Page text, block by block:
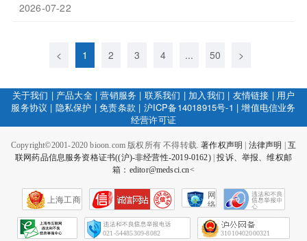
2026-07-22
< 1 2 3 4 ... 50 >
关于我们 | 产品大全|营销服务 | 联系我们 | 加入我们 | 友情链接 | 用户
服务协议 | 隐私保护 |免责条款 | 沪ICP备14018915号-1 |增值电信业务
经营许可证
Copyright©2001-2020 bioon.com 版权所有 不得转载.著作权声明 法律声明
互
联网药品信息服务资格证书((沪)-非经营性-2019-0162)|投诉、举报、维权邮
箱：editor@medsci.cn<
上海工商
网
络
会
征
021-54485309-8082 31010402000321